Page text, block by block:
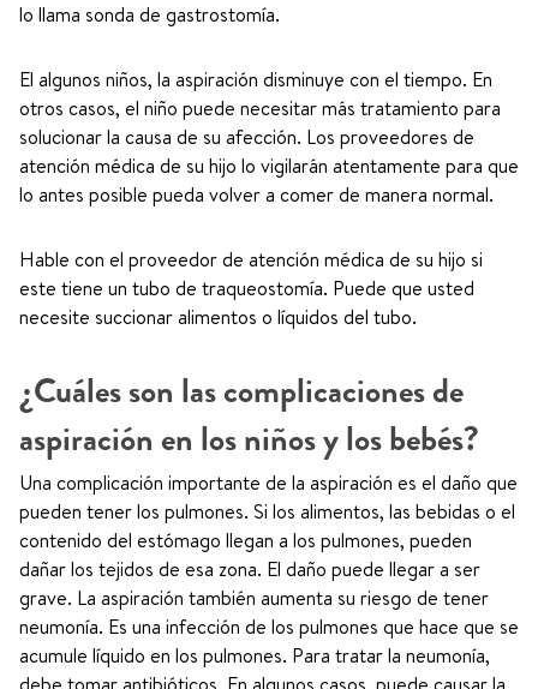
lo llama sonda de gastrostomía.
El algunos niños, la aspiración disminuye con el tiempo. En
otros casos, el niño puede necesitar más tratamiento para
solucionar la causa de su afección. Los proveedores de
atención médica de su hijo lo vigilarán atentamente para que
lo antes posible pueda volver a comer de manera normal.
Hable con el proveedor de atención médica de su hijo si
este tiene un tubo de traqueostomía. Puede que usted
necesite succionar alimentos o líquidos del tubo.
¿Cuáles son las complicaciones de
aspiración en los niños y los bebés?
Una complicación importante de la aspiración es el daño que
pueden tener los pulmones. Si los alimentos, las bebidas o el
contenido del estómago llegan a los pulmones, pueden
dañar los tejidos de esa zona. El daño puede llegar a ser
grave. La aspiración también aumenta su riesgo de tener
neumonía. Es una infección de los pulmones que hace que se
acumule líquido en los pulmones. Para tratar la neumonía,